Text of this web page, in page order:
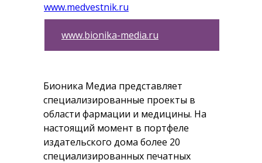
www.medvestnik.ru
www.bionika-media.ru
Бионика Медиа представляет
специализированные проекты в
области фармации и медицины. На
настоящий момент в портфеле
издательского дома более 20
специализированных печатных